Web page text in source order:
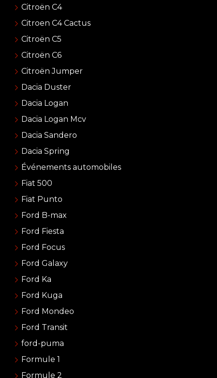
Citroën C4
Citroen C4 Cactus
Citroën C5
Citroën C6
Citroën Jumper
Dacia Duster
Dacia Logan
Dacia Logan Mcv
Dacia Sandero
Dacia Spring
Événements automobiles
Fiat 500
Fiat Punto
Ford B-max
Ford Fiesta
Ford Focus
Ford Galaxy
Ford Ka
Ford Kuga
Ford Mondeo
Ford Transit
ford-puma
Formule 1
Formule 2